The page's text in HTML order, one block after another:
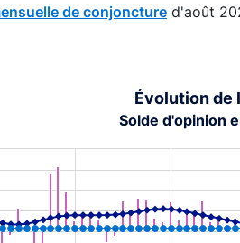
de conjoncture d'août
Évolution de
Solde d'opinion
data series.
XAxis.